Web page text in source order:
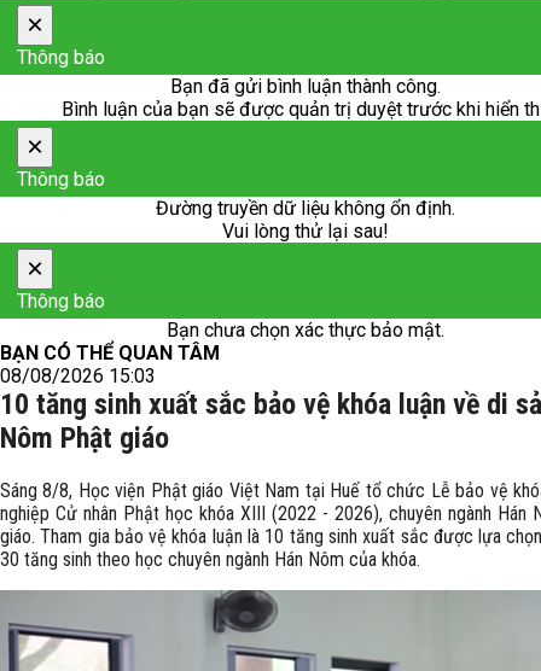
×
Thông báo
Bạn đã gửi bình luận thành công.
Bình luận của bạn sẽ được quản trị duyệt trước khi hiển
×
Thông báo
Đường truyền dữ liệu không ổn định.
Vui lòng thử lại sau!
×
Thông báo
Bạn chưa chọn xác thực bảo mật.
BẠN CÓ THỂ QUAN TÂM
08/08/2026 15:03
10 tăng sinh xuất sắc bảo vệ khóa luận về di
Nôm Phật giáo
Sáng 8/8, Học viện Phật giáo Việt Nam tại Huế tổ chức Lễ bảo vệ
nghiệp Cử nhân Phật học khóa XIII (2022 - 2026), chuyên ngành Hán
giáo. Tham gia bảo vệ khóa luận là 10 tăng sinh xuất sắc được lựa
30 tăng sinh theo học chuyên ngành Hán Nôm của khóa.